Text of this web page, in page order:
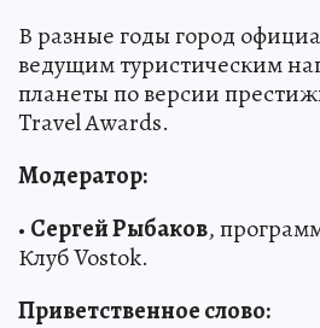
В разные годы город
ведущим туристическим
планеты по версии
Travel Awards.
Модератор:
• Сергей Рыбаков,
Клуб Vostok.
Приветственное слово: